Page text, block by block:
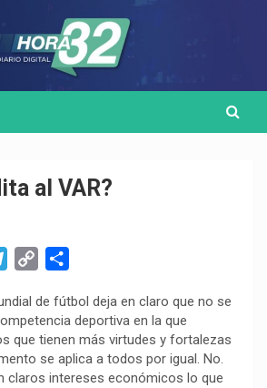
al VAR?
l
e
g
r
p
y
L
i
m
p
a
r
de fútbol deja en claro que no se
deportiva en la que
que tienen más virtudes y fortalezas
se aplica a todos por igual. No.
claros intereses económicos lo que